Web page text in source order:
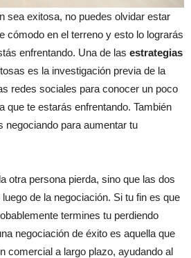
sea exitosa, no puedes olvidar estar
cómodo en el terreno y esto lo lograrás
enfrentando. Una de las estrategias
es la investigación previa de la
redes sociales para conocer un poco
que te estarás enfrentando. También
negociando para aumentar tu
otra persona pierda, sino que las dos
de la negociación. Si tu fin es que
termines tu perdiendo
negociación de éxito es aquella que
comercial a largo plazo, ayudando al